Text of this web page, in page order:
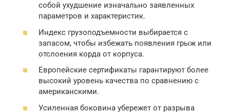
собой ухудшение изначально заявленных
параметров и характеристик.
Индекс грузоподъемности выбирается с
запасом, чтобы избежать появления грыж или
отслоения корда от корпуса.
Европейские сертификаты гарантируют более
высокий уровень качества по сравнению с
американскими.
Усиленная боковина убережет от разрыва